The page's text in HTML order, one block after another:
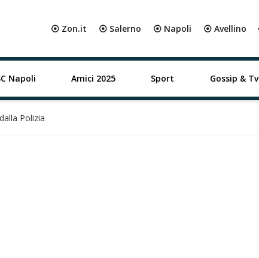
⦿ Zon.it ⦿ Salerno ⦿ Napoli ⦿ Avellino
Napoli Amici 2025 Sport Gossip & Tv
Polizia